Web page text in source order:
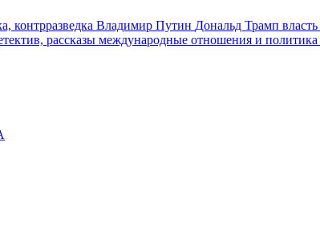
контрразведка Владимир Путин Дональд Трамп власть
рассказы международные отношения и политика